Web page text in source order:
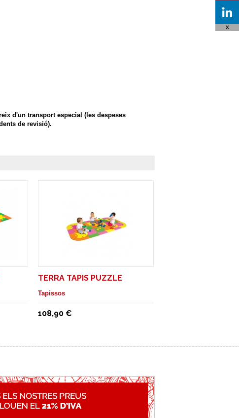
d'un transport especial (les despeses
de revisió).
TERRA TAPIS PUZZLE
Tapissos
108,90 €
X